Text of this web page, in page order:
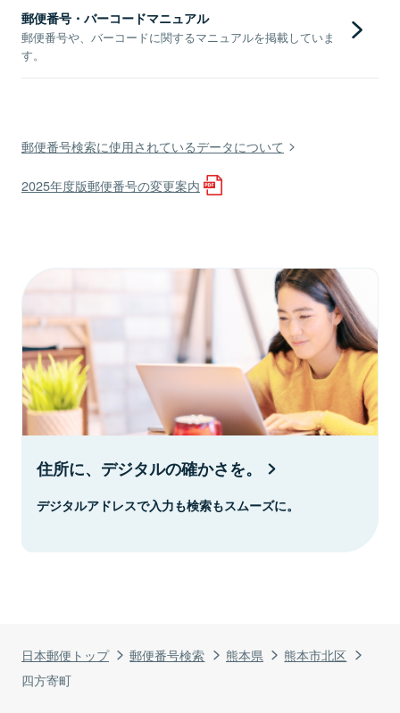
日本郵便トップ 郵便番号検索 熊本県
熊本市北区
四方寄町
郵便番号・バーコードマニュアル
郵便番号や、バーコードに関するマニュアルを掲載していま
す。
郵便番号検索に使用されているデータについて
2025年度版郵便番号の変更案内
住所に、デジタルの確かさを。
デジタルアドレスで入力も検索もスムーズに。